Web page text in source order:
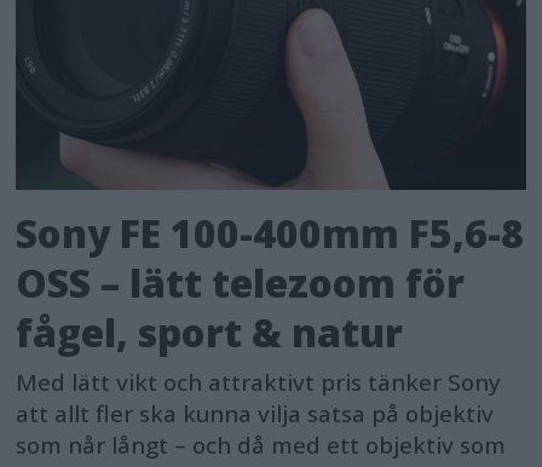
Sony FE 100-400mm F5,6-8
OSS – lätt telezoom för
fågel, sport & natur
Med lätt vikt och attraktivt pris tänker Sony
att allt fler ska kunna vilja satsa på objektiv
som når långt – och då med ett objektiv som